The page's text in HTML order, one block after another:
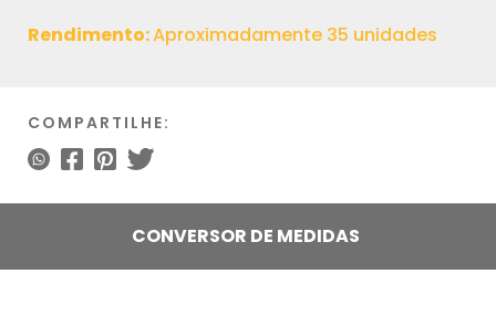
Rendimento:Aproximadamente 35 unidades
COMPARTILHE:
CONVERSOR DE MEDIDAS